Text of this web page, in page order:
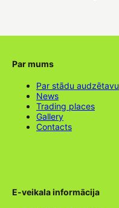
Par mums
Par stādu audzētavu
News
Trading places
Gallery
Contacts
E-veikala informācija